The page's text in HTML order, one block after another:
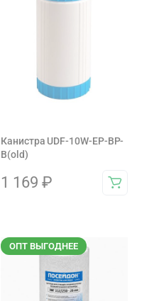
Канистра UDF-10W-EP-BP-
B(old)
1 169 ₽
ОПТ ВЫГОДНЕЕ